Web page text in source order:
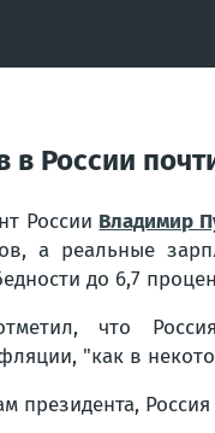
в России
России Владимир
а реальные
до 6,7
что
"как в
президента,